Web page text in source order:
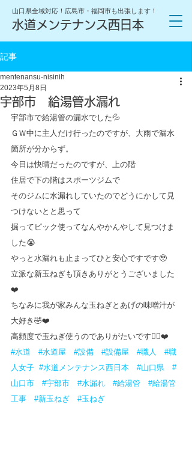
山口県全域対応！広島市・福岡市も出張します！
水道メンテナンス西日本
記事
宇部市 給湯管水漏れ
mentenansu-nisinih
2023年5月8日
宇部市で給湯管の漏水でした💦
ＧＷ中に主人だけ行ったのですが、大雨で漏水
箇所が分からず。
今日は快晴だったのですが、上の階
住居で下の階はスポーツジムで
そのジムに水漏れしていたのでどうにかして見
つけないとと思って
掘ってピック使ってなんやかんやして見つけま
した😭
やっと水漏れも止まってひと安心ですです🥹
立派な新玉ねぎも頂きありがとうございました
❤️
ちなみに我が家みんな玉ねぎとあげの味噌汁が
大好き🤣❤️
高頻度で玉ねぎ使うのでありがたいです🙇‍♀️❤️
#水道
#水道屋 #設備 #設備屋 #職人
#職
人女子 #水道メンテナンス西日本 #山口県
#
山口市
#宇部市 #水漏れ #給湯管
#給湯管
工事
#新玉ねぎ #玉ねぎ